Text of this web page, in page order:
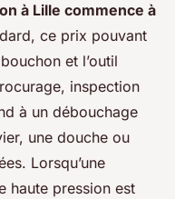
à Lille commence à
ce prix pouvant
et l’outil
inspection
à un débouchage
une douche ou
Lorsqu’une
haute pression est